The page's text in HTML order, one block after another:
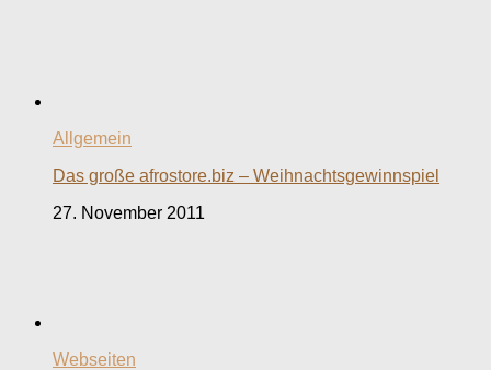
Allgemein
Das große afrostore.biz – Weihnachtsgewinnspiel
27. November 2011
Webseiten